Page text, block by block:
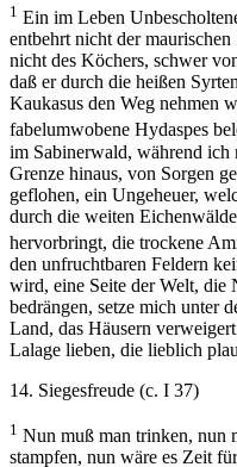
1 Ein im Leben
entbehrt nicht der
nicht des Köchers, schwer
daß er durch die heißen
Kaukasus den Weg nehmen
fabelumwobene Hydaspes
im Sabinerwald, während ich
Grenze hinaus, von Sorgen
geflohen, ein Ungeheuer,
durch die weiten
hervorbringt, die trockene
den unfruchtbaren Feldern
wird, eine Seite der Welt, die
bedrängen, setze mich unter
Land, das Häusern
Lalage lieben, die lieblich
14. Siegesfreude (c. I 37)
1 Nun muß man trinken, nun
stampfen, nun wäre es Zeit